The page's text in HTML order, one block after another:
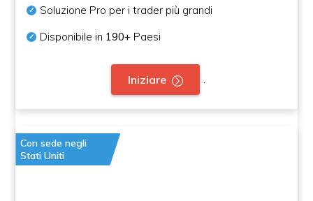
Soluzione Pro per i trader più grandi
Disponibile in 190+ Paesi
Iniziare
Con sede negli
Stati Uniti